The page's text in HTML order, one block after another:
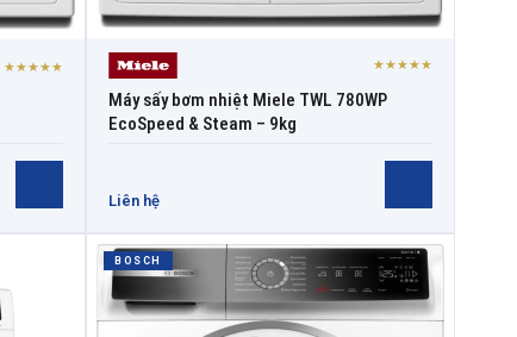
★★★★★ ★★★★★
Máy sấy bơm nhiệt Miele TWL 780WP
EcoSpeed & Steam – 9kg
Liên hệ
BOSCH